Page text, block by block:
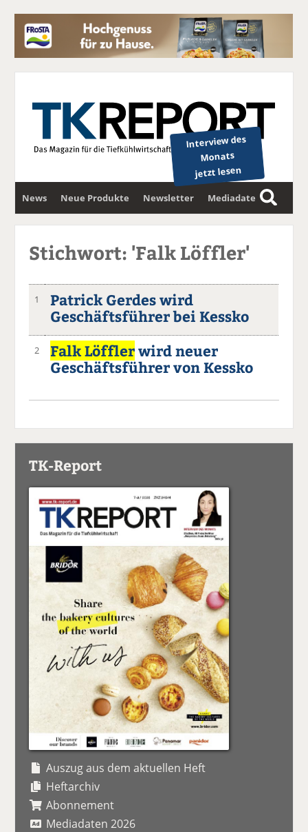
Interview des
Monats
jetzt lesen
News Neue Produkte Newsletter Mediadaten
S
u
Stichwort: 'Falk Löffler'
1
Patrick Gerdes wird
Geschäftsführer bei Kessko
2 Falk Löfflerwird neuer
Geschäftsführer von Kessko
TK-Report
Auszug aus dem aktuellen Heft
Heftarchiv
Abonnement
Mediadaten 2026